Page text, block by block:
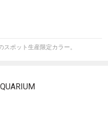
スポット生産限定カラー。